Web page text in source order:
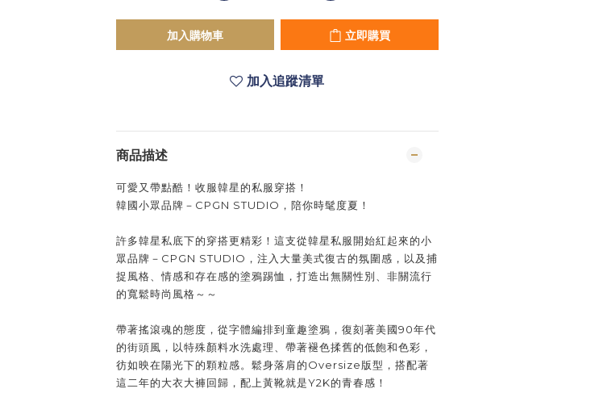
加入購物車 立即購買
加入追蹤清單
商品描述
可愛又帶點酷！收服韓星的私服穿搭！
韓國小眾品牌－CPGN STUDIO，陪你時髦度夏！
許多韓星私底下的穿搭更精彩！這支從韓星私服開始紅起來的小
眾品牌－CPGN STUDIO，注入大量美式復古的氛圍感，以及捕
捉風格、情感和存在感的塗鴉踢恤，打造出無關性別、非關流行
的寬鬆時尚風格～～
帶著搖滾魂的態度，從字體編排到童趣塗鴉，復刻著美國90年代
的街頭風，以特殊顏料水洗處理、帶著褪色揉舊的低飽和色彩，
彷如映在陽光下的顆粒感。鬆身落肩的Oversize版型，搭配著
這二年的大衣大褲回歸，配上黃靴就是Y2K的青春感！